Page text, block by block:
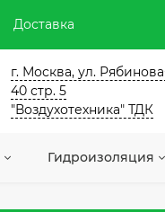
Доставка
г. Москва, ул.
40 стр. 5
"Воздухотехника" ТДК
Гидроизоляция